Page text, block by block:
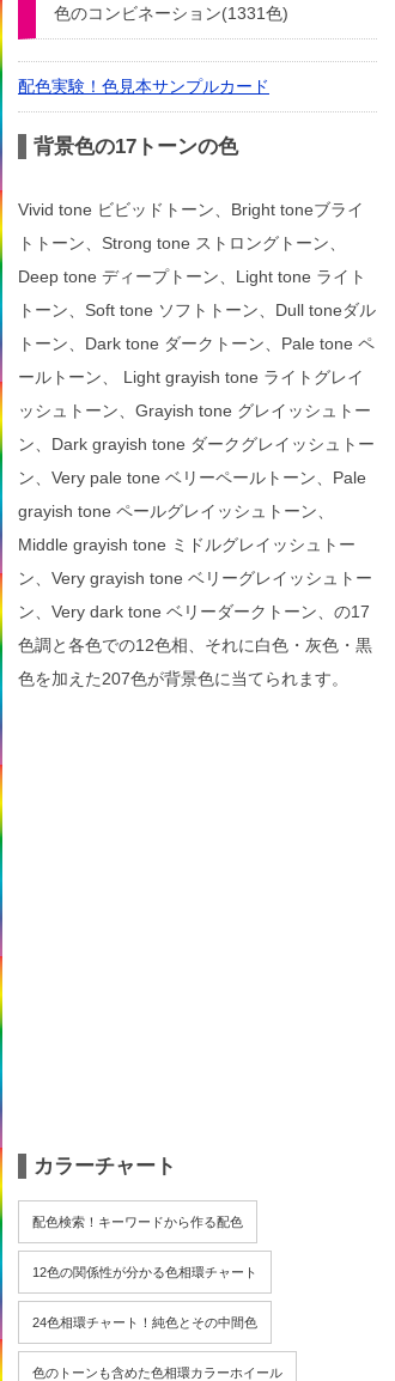
色のコンビネーション(1331色)
配色実験！色見本サンプルカード
背景色の17トーンの色
Vivid tone ビビッドトーン、Bright toneブライ
トトーン、Strong tone ストロングトーン、
Deep tone ディープトーン、Light tone ライト
トーン、Soft tone ソフトトーン、Dull toneダル
トーン、Dark tone ダークトーン、Pale tone ペ
ールトーン、 Light grayish tone ライトグレイ
ッシュトーン、Grayish tone グレイッシュトー
ン、Dark grayish tone ダークグレイッシュトー
ン、Very pale tone ベリーペールトーン、Pale
grayish tone ペールグレイッシュトーン、
Middle grayish tone ミドルグレイッシュトー
ン、Very grayish tone ベリーグレイッシュトー
ン、Very dark tone ベリーダークトーン、の17
色調と各色での12色相、それに白色・灰色・黒
色を加えた207色が背景色に当てられます。
カラーチャート
配色検索！キーワードから作る配色
12色の関係性が分かる色相環チャート
24色相環チャート！純色とその中間色
色のトーンも含めた色相環カラーホイール